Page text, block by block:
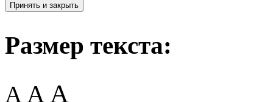
Принять и закрыть
Размер текста:
A AA